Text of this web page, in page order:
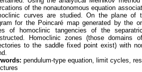
of the nonautonomous equation
curves are studied. On the plane of
for the Poincaré map generated by the
of homoclinic tangencies of the
Homoclinic zones (those domains
to the saddle fixed point exist) with
pendulum-type equation, limit cycles,